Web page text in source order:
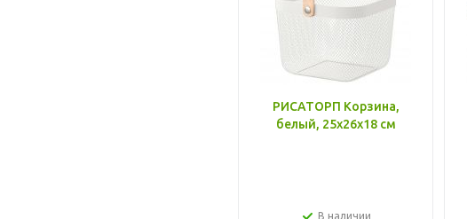
РИСАТОРП Корзина,
белый, 25x26x18 см
В наличии